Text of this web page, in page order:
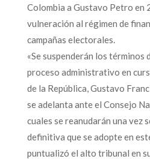
Colombia a Gustavo Petro en
vulneración al régimen de
campañas electorales.
«Se suspenderán los términos
proceso administrativo en
de la República, Gustavo
se adelanta ante el Consejo
cuales se reanudarán una vez
definitiva que se adopte en
puntualizó el alto tribunal en